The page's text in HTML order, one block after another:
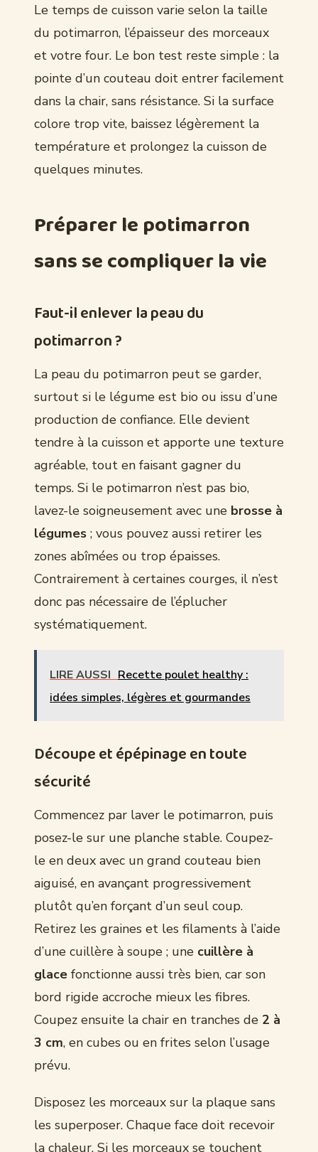
Le temps de cuisson varie selon la taille
du potimarron, l’épaisseur des morceaux
et votre four. Le bon test reste simple : la
pointe d’un couteau doit entrer facilement
dans la chair, sans résistance. Si la surface
colore trop vite, baissez légèrement la
température et prolongez la cuisson de
quelques minutes.
Préparer le potimarron
sans se compliquer la vie
Faut-il enlever la peau du
potimarron ?
La peau du potimarron peut se garder,
surtout si le légume est bio ou issu d’une
production de confiance. Elle devient
tendre à la cuisson et apporte une texture
agréable, tout en faisant gagner du
temps. Si le potimarron n’est pas bio,
lavez-le soigneusement avec une brosse à
légumes ; vous pouvez aussi retirer les
zones abîmées ou trop épaisses.
Contrairement à certaines courges, il n’est
donc pas nécessaire de l’éplucher
systématiquement.
LIRE AUSSI Recette poulet healthy :
idées simples, légères et gourmandes
Découpe et épépinage en toute
sécurité
Commencez par laver le potimarron, puis
posez-le sur une planche stable. Coupez-
le en deux avec un grand couteau bien
aiguisé, en avançant progressivement
plutôt qu’en forçant d’un seul coup.
Retirez les graines et les filaments à l’aide
d’une cuillère à soupe ; une cuillère à
glace fonctionne aussi très bien, car son
bord rigide accroche mieux les fibres.
Coupez ensuite la chair en tranches de 2 à
3 cm, en cubes ou en frites selon l’usage
prévu.
Disposez les morceaux sur la plaque sans
les superposer. Chaque face doit recevoir
la chaleur. Si les morceaux se touchent